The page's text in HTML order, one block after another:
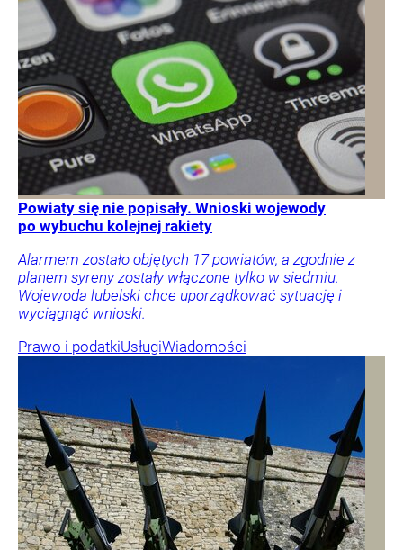
Powiaty się nie popisały. Wnioski wojewody
po wybuchu kolejnej rakiety
Alarmem zostało objętych 17 powiatów, a zgodnie z
planem syreny zostały włączone tylko w siedmiu.
Wojewoda lubelski chce uporządkować sytuację i
wyciągnąć wnioski.
Prawo i podatkiUsługiWiadomości